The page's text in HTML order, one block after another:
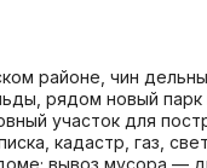
районе, чин
рядом новый
участок для
кадастр, газ,
вывоз мусора —